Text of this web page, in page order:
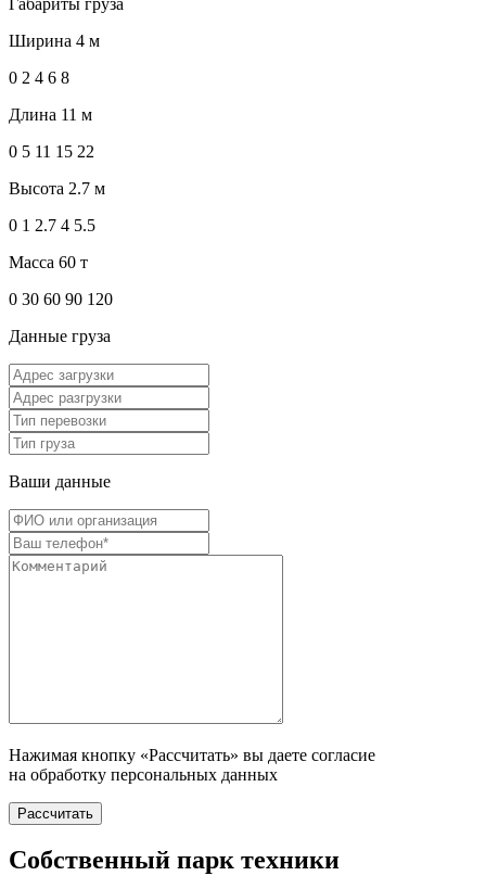
Ширина 4 м
0 2 4 6 8
Длина 11 м
0 5 11 15 22
Высота 2.7 м
0 1 2.7 4 5.5
Масса 60 т
0 30 60 90 120
Данные груза
Ваши данные
Нажимая кнопку «Рассчитать» вы даете согласие
на обработку персональных данных
Рассчитать
Собственный парк техники